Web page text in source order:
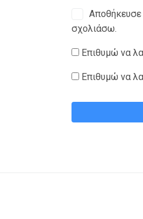
Αποθήκευσε
σχολιάσω.
Επιθυμώ να
Επιθυμώ να